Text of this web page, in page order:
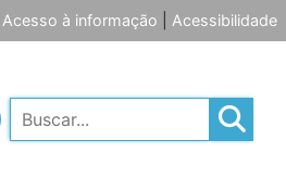
Acesso à informação Acessibilidade
Pesquisar